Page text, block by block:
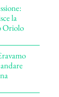
la
Oriolo